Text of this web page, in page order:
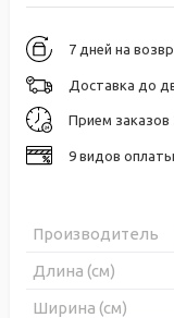
7 дней на
Доставка до
Прием заказов
9 видов оплаты
Производитель
Длина (см)
Ширина (см)